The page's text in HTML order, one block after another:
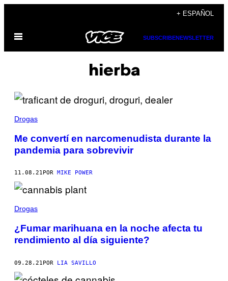
contenido
+ ESPAÑOL
Abrir
SUBSCRIBENEWSLETTER
hierba
Drogas
Me convertí en narcomenudista durante la
pandemia para sobrevivir
11.08.21 POR MIKE POWER
Drogas
¿Fumar marihuana en la noche afecta tu
rendimiento al día siguiente?
09.28.21POR LIA SAVILLO